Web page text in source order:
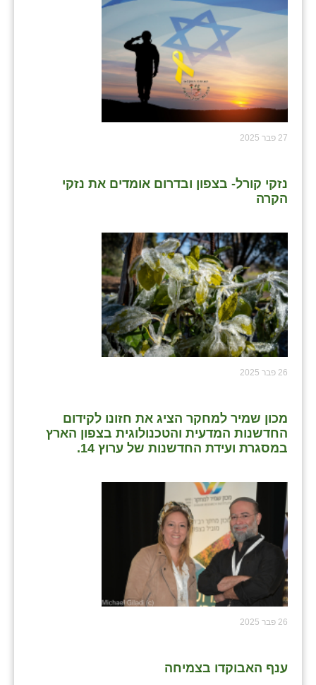
27 פבר 2025
נזקי קורל- בצפון ובדרום אומדים את נזקי
הקרה
26 פבר 2025
מכון שמיר למחקר הציג את חזונו לקידום
החדשנות המדעית והטכנולוגית בצפון הארץ
במסגרת ועידת החדשנות של ערוץ 14.
26 פבר 2025
ענף האבוקדו בצמיחה